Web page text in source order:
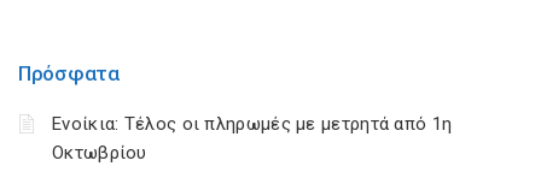
Πρόσφατα
Ενοίκια: Τέλος οι πληρωμές με μετρητά από 1η
Οκτωβρίου